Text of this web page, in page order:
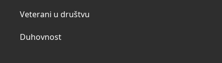
Veterani u društvu
Duhovnost